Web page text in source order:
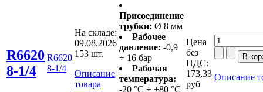
R6620
8-1/4
R6620
8-1/4
На складе:
09.08.2026
153 шт.
Описание
товара
Присоединение
трубки: Ø 8 мм
Рабочее
давление: -0,9
÷ 16 бар
Рабочая
температура:
-20 °C ÷ +80 °C
Цена
без
НДС:
173,33
руб
Описание